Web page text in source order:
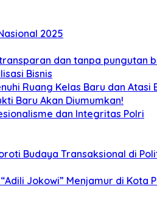
2025
dan tanpa pungutan
Bisnis
Ruang Kelas Baru dan Atasi
Baru Akan Diumumkan!
dan Integritas Polri
Budaya Transaksional di
Jokowi” Menjamur di Kota